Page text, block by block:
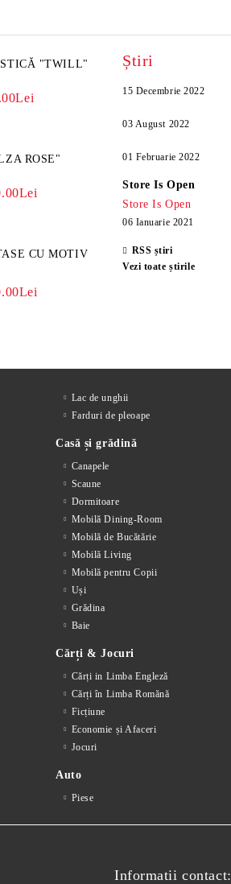
ELASTICĂ "TWILL"
"BALZA ROSE"
CU MOTIV
Știri
15 Decembrie 2022
03 August 2022
01 Februarie 2022
Store Is Open
Store Is Open
06 Ianuarie 2021
RSS știri
Vezi toate știrile
Lac de unghii
Farduri de pleoape
Casă și grădină
Canapele
Scaune
Dormitoare
Mobilă Dining-Room
Mobilă de Bucătărie
Mobilă Living
Mobilă pentru Copii
Uși
Grădina
Baie
Cărți & Jocuri
Cărți in Limba Engleză
Cărți în Limba Romănă
Ficțiune
Economie și Afaceri
Jocuri
Auto
Piese
Informatii contact: